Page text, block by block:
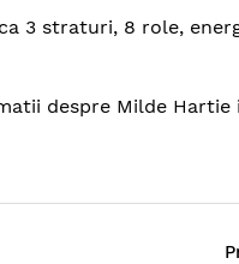
3 straturi, 8 role,
despre Milde